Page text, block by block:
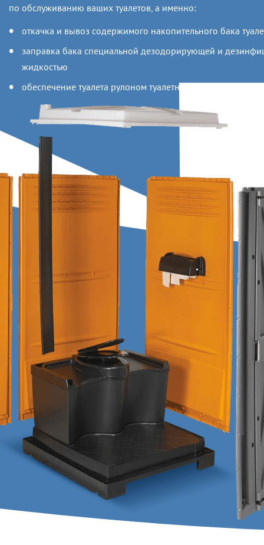
по обслуживанию ваших туалетов, а именно:
откачка и вывоз содержимого накопительного бака
заправка бака специальной дезодорирующей и
жидкостью
обеспечение туалета рулоном туалетной бумаги